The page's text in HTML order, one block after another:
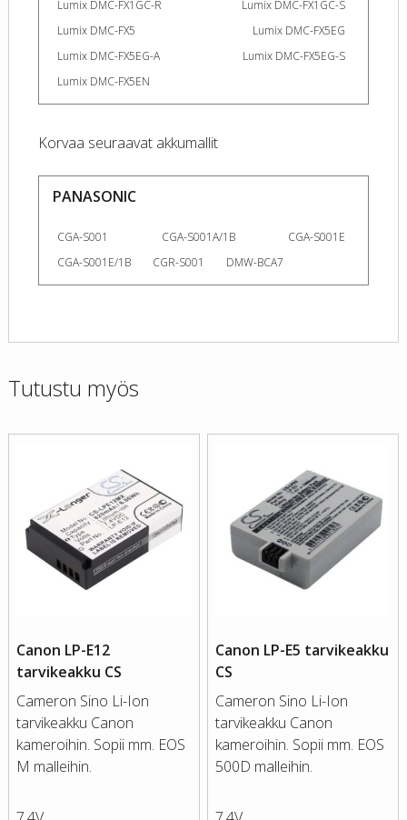
Lumix DMC-FX1GC-R
Lumix DMC-FX1GC-S
Lumix DMC-FX5
Lumix DMC-FX5EG
Lumix DMC-FX5EG-A
Lumix DMC-FX5EG-S
Lumix DMC-FX5EN
Korvaa seuraavat akkumallit
PANASONIC
CGA-S001 CGA-S001A/1B
CGA-S001E
CGA-S001E/1B
CGR-S001 DMW-BCA7
Tutustu myös
Canon LP-E12
tarvikeakku CS
Cameron Sino Li-Ion
tarvikeakku Canon
kameroihin. Sopii mm. EOS
M malleihin.
Canon LP-E5 tarvikeakku
CS
Cameron Sino Li-Ion
tarvikeakku Canon
kameroihin. Sopii mm. EOS
500D malleihin.